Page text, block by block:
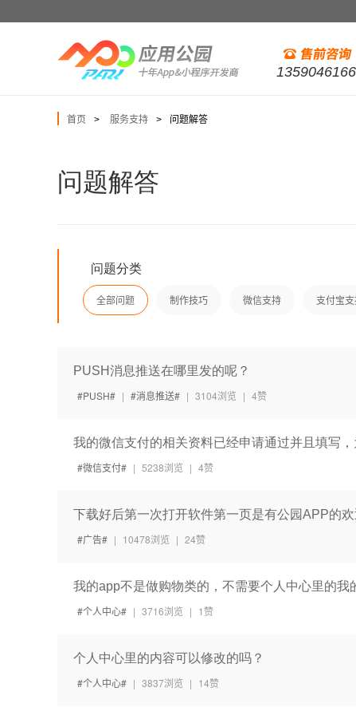
首页 > 服务支持 > 问题解答
问题解答
问题分类
全部问题 制作技巧 微信支持 支付宝
PUSH消息推送在哪里发的呢？
PUSH
| 消息推送 | 3104浏览 | 4赞
我的微信支付的相关资料已经申请通过并且填写
微信支付
| 5238浏览 | 4赞
下载好后第一次打开软件第一页是有公园APP的
广告
| 10478浏览 | 24赞
我的app不是做购物类的，不需要个人中心里的我
个人中心
| 3716浏览 | 1赞
个人中心里的内容可以修改的吗？
个人中心
| 3837浏览 | 14赞